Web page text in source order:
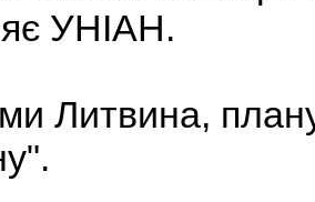
УНІАН.
Литвина,